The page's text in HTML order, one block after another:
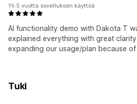
AI functionality demo with Dakota T
explained everything with great
expanding our usage/plan because of
Yli 5 vuotta sovelluksen käyttöä
Tuki